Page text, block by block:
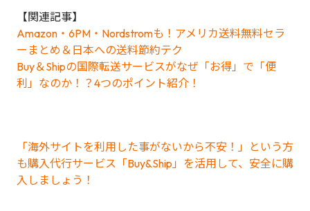
【関連記事】
Amazon・6PM・Nordstromも！アメリカ送料無料セラ
ーまとめ＆日本への送料節約テク
Buy＆Shipの国際転送サービスがなぜ「お得」で「便
利」なのか！？4つのポイント紹介！
「海外サイトを利用した事がないから不安！」という方
も購入代行サービス「Buy&Ship」を活用して、安全に購
入しましょう！